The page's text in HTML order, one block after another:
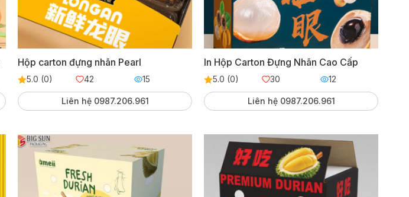
Hộp carton đựng nhãn Pearl
5.0 (0) 42 15
Liên hệ 0987.206.961
In Hộp Carton Đựng Nhãn Cao Cấp
5.0 (0) 30 12
Liên hệ 0987.206.961